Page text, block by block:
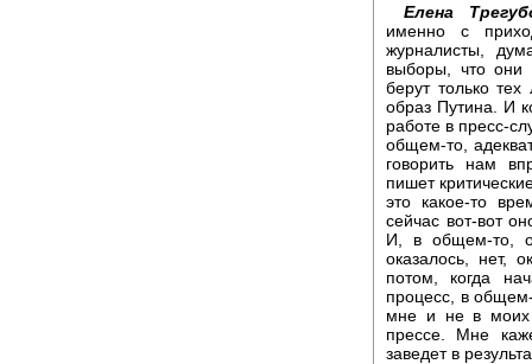
Елена
именно с
журналисты,
выборы, что они
берут только
образ Путина. И
работе в пресс-
общем-то,
говорить нам
пишет
это какое-то
сейчас вот-вот
И, в общем-то,
оказалось, нет,
потом, когда
процесс, в
мне и не в моих
прессе. Мне
заведет в